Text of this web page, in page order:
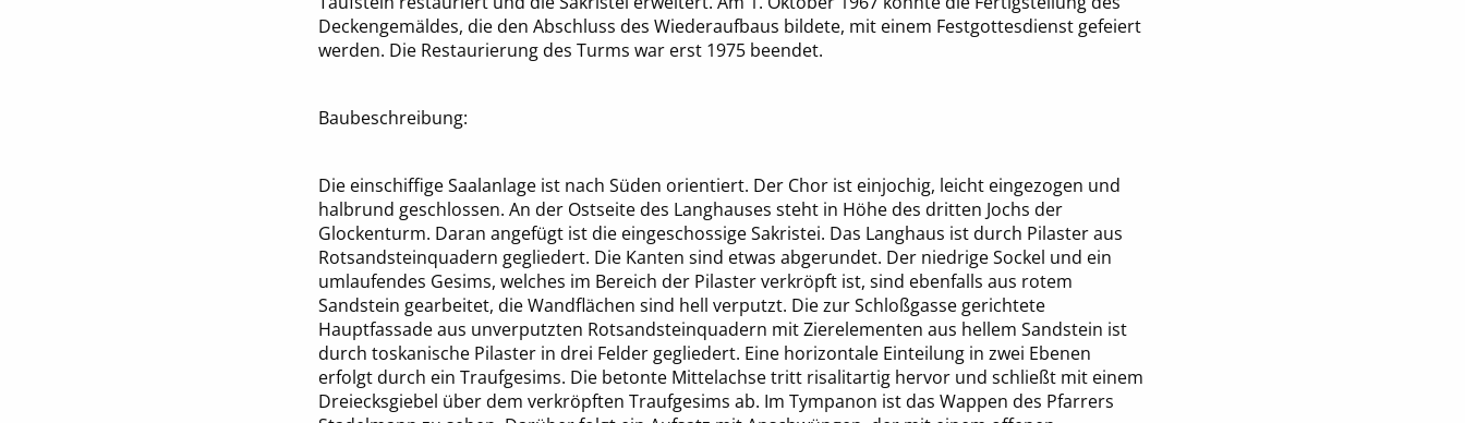
Deckengemäldes, die den Abschluss des Wiederaufbaus bildete, mit einem Festgottesdienst gefeiert
werden. Die Restaurierung des Turms war erst 1975 beendet.
Baubeschreibung:
Die einschiffige Saalanlage ist nach Süden orientiert. Der Chor ist einjochig, leicht eingezogen und
halbrund geschlossen. An der Ostseite des Langhauses steht in Höhe des dritten Jochs der
Glockenturm. Daran angefügt ist die eingeschossige Sakristei. Das Langhaus ist durch Pilaster aus
Rotsandsteinquadern gegliedert. Die Kanten sind etwas abgerundet. Der niedrige Sockel und ein
umlaufendes Gesims, welches im Bereich der Pilaster verkröpft ist, sind ebenfalls aus rotem
Sandstein gearbeitet, die Wandflächen sind hell verputzt. Die zur Schloßgasse gerichtete
Hauptfassade aus unverputzten Rotsandsteinquadern mit Zierelementen aus hellem Sandstein ist
durch toskanische Pilaster in drei Felder gegliedert. Eine horizontale Einteilung in zwei Ebenen
erfolgt durch ein Traufgesims. Die betonte Mittelachse tritt risalitartig hervor und schließt mit einem
Dreiecksgiebel über dem verkröpften Traufgesims ab. Im Tympanon ist das Wappen des Pfarrers